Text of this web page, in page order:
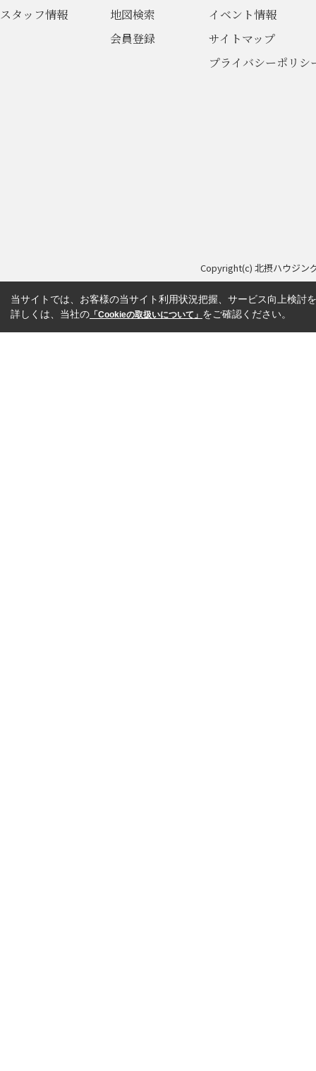
スタッフ情報
地図検索
会員登録
イベント情報
サイトマップ
プライバシーポリシ
Copyright(c) 北摂ハウジン
当サイトでは、お客様の当サイト利用状況把握、サービス向上検討
詳しくは、当社の 「Cookieの取扱いについて」 をご確認ください。